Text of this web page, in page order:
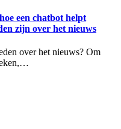
een chatbot helpt
zijn over het nieuws
over het nieuws? Om